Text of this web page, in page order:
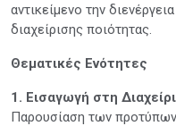
αντικείμενο την
διαχείρισης ποιότητας.
Θεματικές Ενότητες
1. Εισαγωγή στη
Παρουσίαση των